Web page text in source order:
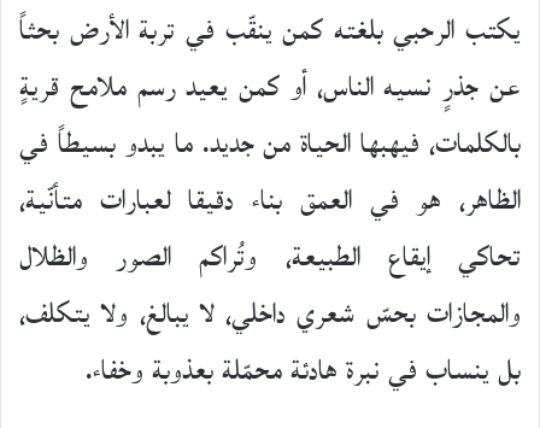
يكتب الرحبي بلغته كمن ينقّب في تربة الأرض بحثاً
عن جذرٍ نسيه الناس، أو كمن يعيد رسم ملامح قريةٍ
بالكلمات، فيهبها الحياة من جديد. ما يبدو بسيطاً في
الظاهر، هو في العمق بناء دقيقا لعبارات متأنّية،
تحاكي إيقاع الطبيعة، وتُراكم الصور والظلال
والمجازات بحسّ شعري داخلي، لا يبالغ، ولا يتكلف،
بل ينساب في نبرة هادئة محمّلة بعذوبة وخفاء.